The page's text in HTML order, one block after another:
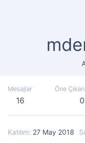
Mesajlar
16
Öne
0
Katılım 27 May 2018